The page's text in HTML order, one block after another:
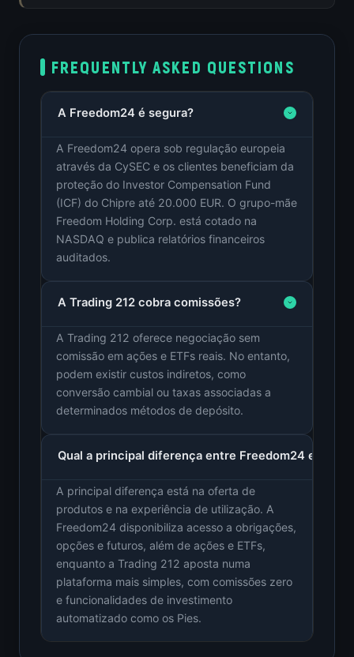
FREQUENTLY ASKED QUESTIONS
A Freedom24 é segura?
A Freedom24 opera sob regulação europeia
através da CySEC e os clientes beneficiam da
proteção do Investor Compensation Fund
(ICF) do Chipre até 20.000 EUR. O grupo-mãe
Freedom Holding Corp. está cotado na
NASDAQ e publica relatórios financeiros
auditados.
A Trading 212 cobra comissões?
A Trading 212 oferece negociação sem
comissão em ações e ETFs reais. No entanto,
podem existir custos indiretos, como
conversão cambial ou taxas associadas a
determinados métodos de depósito.
Qual a principal diferença entre Freedom24 e
A principal diferença está na oferta de
produtos e na experiência de utilização. A
Freedom24 disponibiliza acesso a obrigações,
opções e futuros, além de ações e ETFs,
enquanto a Trading 212 aposta numa
plataforma mais simples, com comissões zero
e funcionalidades de investimento
automatizado como os Pies.